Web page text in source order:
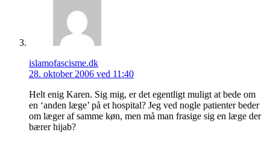
islamofascisme.dk
28. oktober 2006 ved 11:40
Helt enig Karen. Sig mig, er det egentligt muligt at bede om
en ‘anden læge’ på et hospital? Jeg ved nogle patienter beder
om læger af samme køn, men må man frasige sig en læge der
bærer hijab?